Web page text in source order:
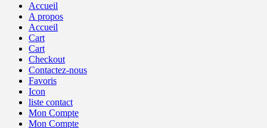
Accueil
A propos
Accueil
Cart
Cart
Checkout
Contactez-nous
Favoris
Icon
liste contact
Mon Compte
Mon Compte